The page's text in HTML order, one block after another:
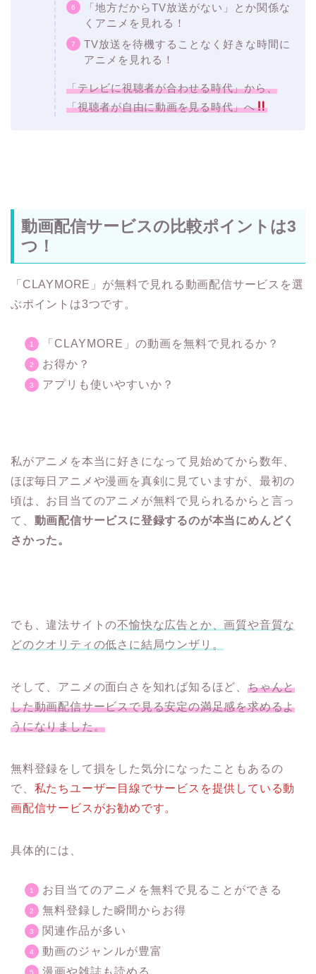
「地方だからTV放送がない」とか関係な
くアニメを見れる！
TV放送を待機することなく好きな時間に
アニメを見れる！
「テレビに視聴者が合わせる時代」から、
「視聴者が自由に動画を見る時代」へ
動画配信サービスの比較ポイントは3
つ！
「CLAYMORE」が無料で見れる動画配信サービスを選
ぶポイントは3つです。
「CLAYMORE」の動画を無料で見れるか？
お得か？
アプリも使いやすいか？
私がアニメを本当に好きになって見始めてから数年、
ほぼ毎日アニメや漫画を真剣に見ていますが、最初の
頃は、お目当てのアニメが無料で見られるからと言っ
て、 動画配信サービスに登録するのが本当にめんどく
さかった。
でも、違法サイトの不愉快な広告とか、画質や音質な
どのクオリティの低さに結局ウンザリ。
そして、アニメの面白さを知れば知るほど、 ちゃんと
した動画配信サービスで見る安定の満足感を求めるよ
うになりました。
無料登録をして損をした気分になったこともあるの
で、 私たちユーザー目線でサービスを提供している動
画配信サービスがお勧めです。
具体的には、
お目当てのアニメを無料で見ることができる
無料登録した瞬間からお得
関連作品が多い
動画のジャンルが豊富
漫画や雑誌も読める